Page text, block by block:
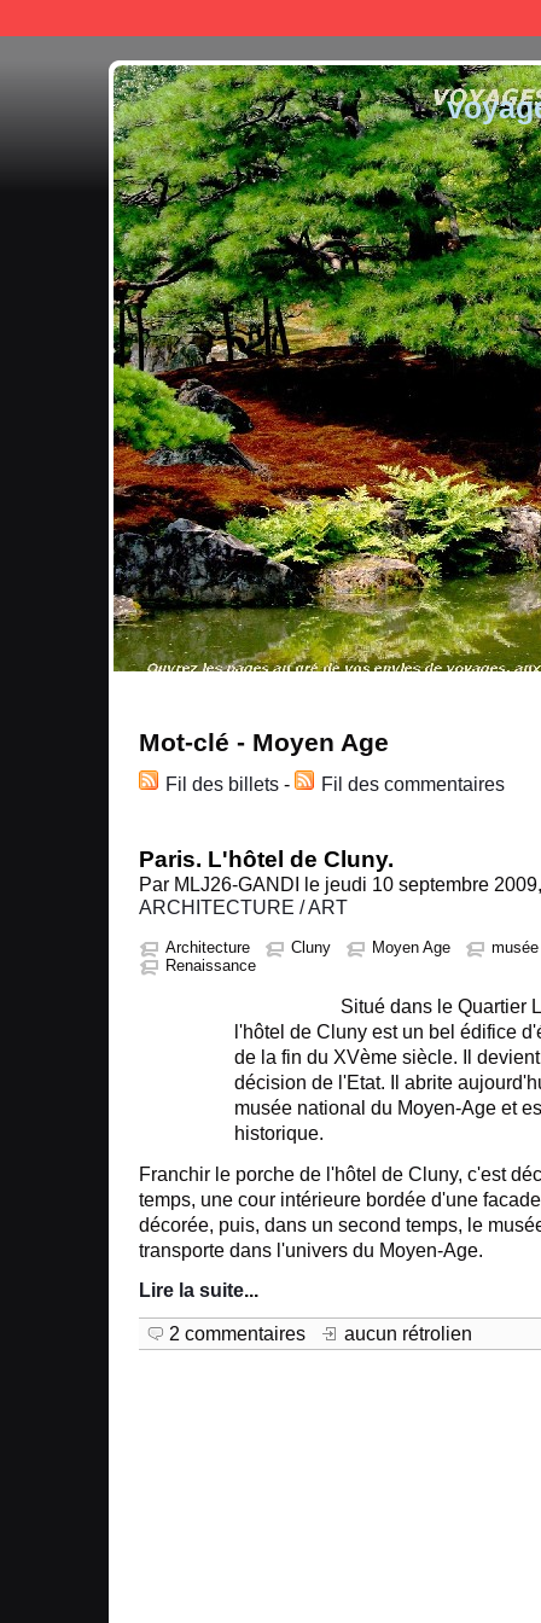
Mot-clé - Moyen Age
Fil des billets - Fil des commentaires
Paris. L'hôtel de Cluny.
Par MLJ26-GANDI le jeudi 10 septembre
ARCHITECTURE / ART
Architecture Cluny Moyen Age
musée
Renaissance
Situé dans le Quartier
l'hôtel de Cluny est un bel édifice
de la fin du XVème siècle. Il
décision de l'Etat. Il abrite
musée national du Moyen-Age et
historique.
Franchir le porche de l'hôtel de Cluny, c'est
temps, une cour intérieure bordée d'une
décorée, puis, dans un second temps, le
transporte dans l'univers du Moyen-Age.
Lire la suite...
2 commentaires
aucun rétrolien